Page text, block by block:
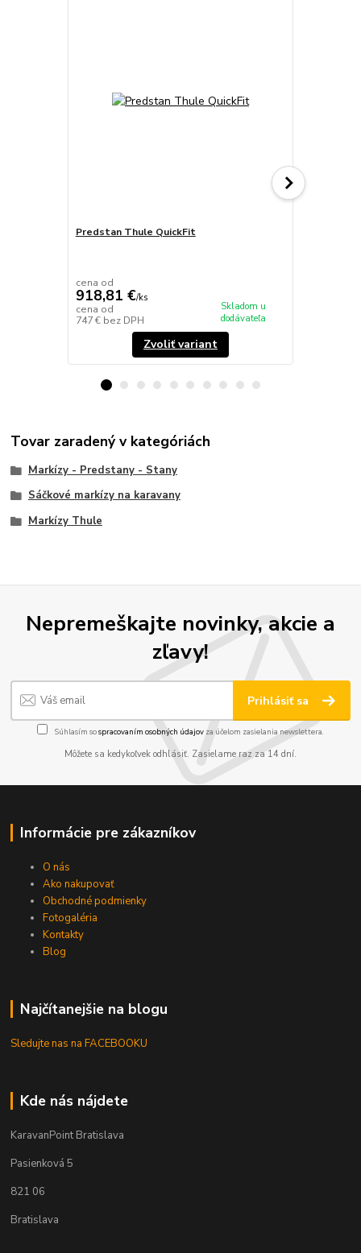
Predstan Thule QuickFit
cena od
918,81 €/ks
cena od
747 € bez DPH
Skladom u
dodávateľa
Zvoliť variant
Tovar zaradený v kategóriách
Markízy - Predstany - Stany
Sáčkové markízy na karavany
Markízy Thule
Nepremeškajte novinky, akcie a
zľavy!
Prihlásiť sa
Súhlasím sospracovaním osobných údajov za účelom zasielania newslettera.
Môžete sa kedykoľvek odhlásiť. Zasielame raz za 14 dní.
Informácie pre zákazníkov
O nás
Ako nakupovať
Obchodné podmienky
Fotogaléria
Kontakty
Blog
Najčítanejšie na blogu
Sledujte nas na FACEBOOKU
Kde nás nájdete
KaravanPoint Bratislava
Pasienková 5
821 06
Bratislava